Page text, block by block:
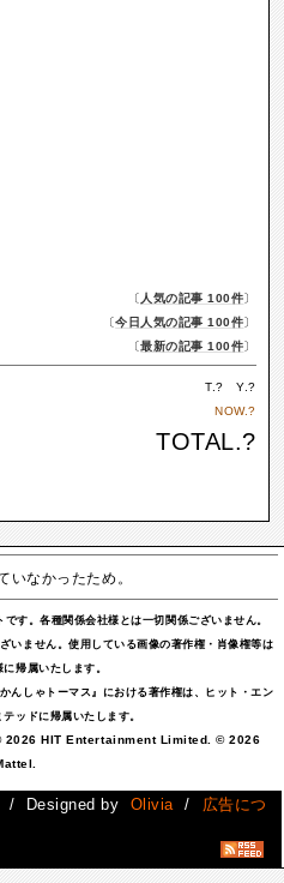
〔 人気の記事 100件〕
〔今日人気の記事 100件〕
〔最新の記事 100件〕
T.? Y.?
NOW.?
TOTAL.?
いなかったため。
す。各種関係会社様とは一切関係ございません。
いません。使用している画像の著作権・肖像権等は
帰属いたします。
んしゃトーマス』における著作権は、ヒット・エン
ッドに帰属いたします。
HIT Entertainment Limited. © 2026
/ Designed by Olivia /
広告につ